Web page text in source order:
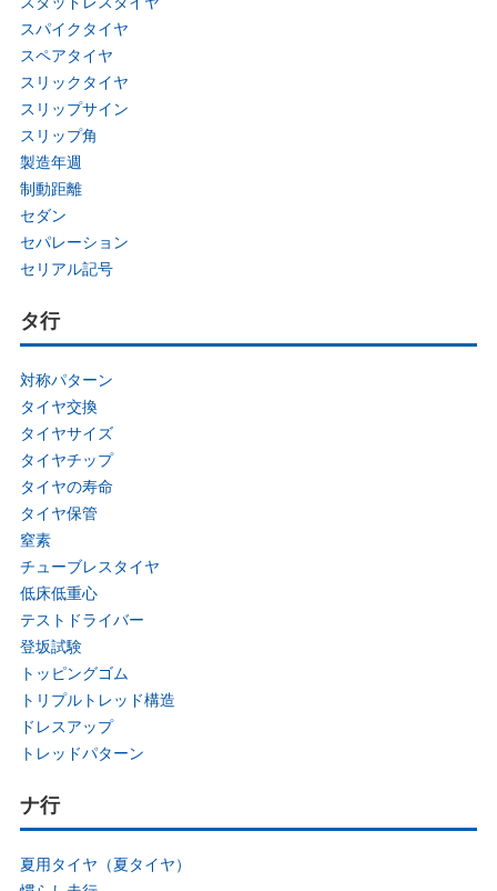
スパイクタイヤ
スペアタイヤ
スリックタイヤ
スリップサイン
スリップ角
製造年週
制動距離
セダン
セパレーション
セリアル記号
タ行
対称パターン
タイヤ交換
タイヤサイズ
タイヤチップ
タイヤの寿命
タイヤ保管
窒素
チューブレスタイヤ
低床低重心
テストドライバー
登坂試験
トッピングゴム
トリプルトレッド構造
ドレスアップ
トレッドパターン
ナ行
夏用タイヤ（夏タイヤ）